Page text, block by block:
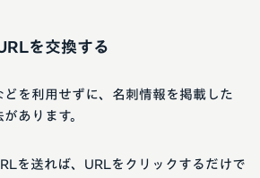
を交換する
を利用せずに、名刺情報を掲載した
あります。
を送れば、URLをクリックするだけで